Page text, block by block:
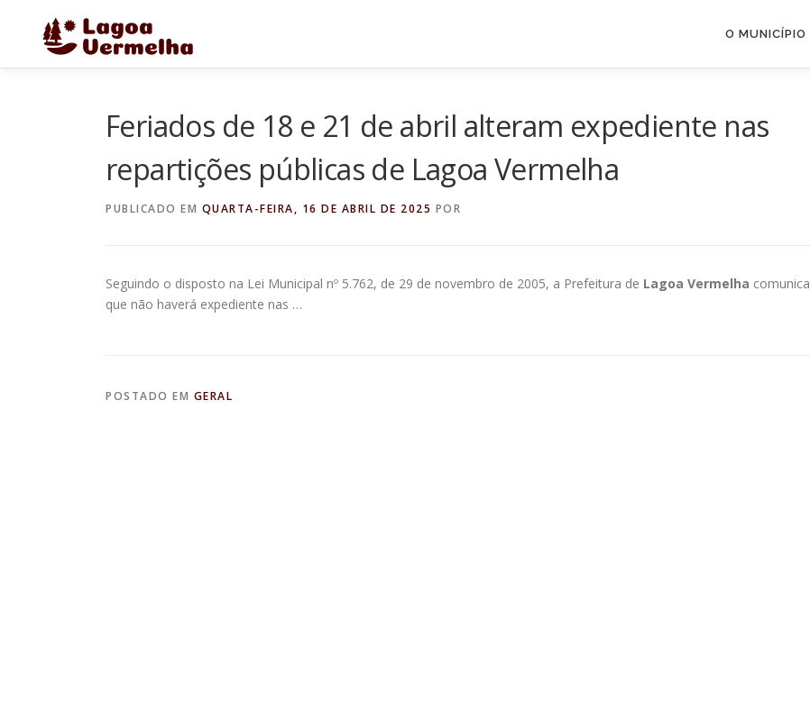
conteúdo
O MUNICÍPIO
Feriados de 18 e 21 de abril alteram expediente nas
repartições públicas de Lagoa Vermelha
PUBLICADO EM QUARTA-FEIRA, 16 DE ABRIL DE 2025 POR
Seguindo o disposto na Lei Municipal nº 5.762, de 29 de novembro de 2005, a Prefeitura de Lagoa Vermelha comunica
que não haverá expediente nas …
POSTADO EM GERAL